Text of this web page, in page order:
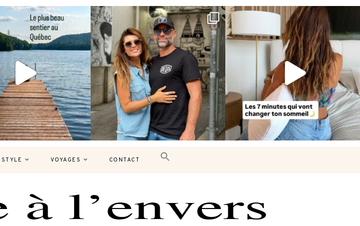
qu’il existe un sentier où
126 37
Montréal, une très belle surprise 🇨🇦
J’ai...
442
Le sommeil est essentiel à notre bien-
être… et...
102 14
VOYAGES CONTACT